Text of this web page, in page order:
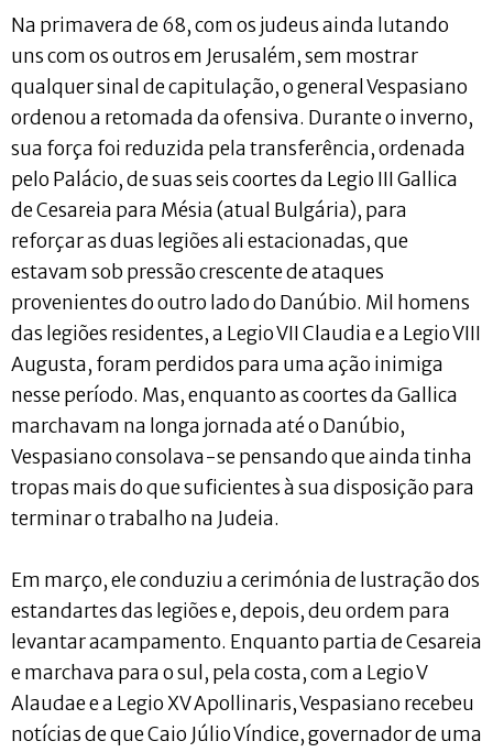
Na primavera de 68, com os judeus ainda lutando
uns com os outros em Jerusalém, sem mostrar
qualquer sinal de capitulação, o general Vespasiano
ordenou a retomada da ofensiva. Durante o inverno,
sua força foi reduzida pela transferência, ordenada
pelo Palácio, de suas seis coortes da Legio III Gallica
de Cesareia para Mésia (atual Bulgária), para
reforçar as duas legiões ali estacionadas, que
estavam sob pressão crescente de ataques
provenientes do outro lado do Danúbio. Mil homens
das legiões residentes, a Legio VII Claudia e a Legio VIII
Augusta, foram perdidos para uma ação inimiga
nesse período. Mas, enquanto as coortes da Gallica
marchavam na longa jornada até o Danúbio,
Vespasiano consolava-se pensando que ainda tinha
tropas mais do que suficientes à sua disposição para
terminar o trabalho na Judeia.
Em março, ele conduziu a cerimónia de lustração dos
estandartes das legiões e, depois, deu ordem para
levantar acampamento. Enquanto partia de Cesareia
e marchava para o sul, pela costa, com a Legio V
Alaudae e a Legio XV Apollinaris, Vespasiano recebeu
notícias de que Caio Júlio Víndice, governador de uma